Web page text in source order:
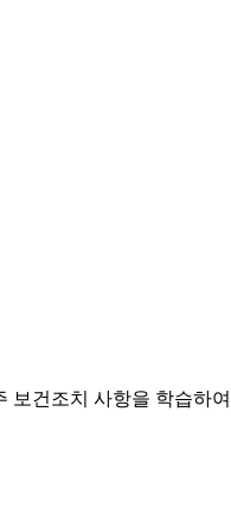
보건조치 사항을 학습하